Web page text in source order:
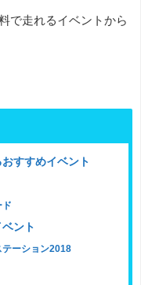
で走れるイベントから
すすめイベント
ド
ント
テーション2018